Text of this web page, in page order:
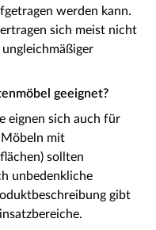
werden kann.
sich meist nicht
geeignet?
eignen sich auch für
Möbeln mit
sollten
unbedenkliche
gibt